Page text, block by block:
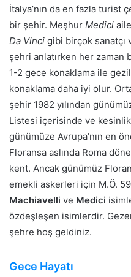
İtalya’nın da en fazla turist
bir şehir. Meşhur Medici
Da Vinci gibi birçok sanatçı
şehri anlatırken her zaman
1-2 gece konaklama ile
konaklama daha iyi olur. Orta
şehir 1982 yılından
Listesi içerisinde ve
günümüze Avrupa’nın en
Floransa aslında Roma
kent. Ancak günümüz
emekli askerleri için M.Ö.
Machiavelli ve Medici
özdeşleşen isimlerdir.
şehre hoş geldiniz.
Gece Hayatı